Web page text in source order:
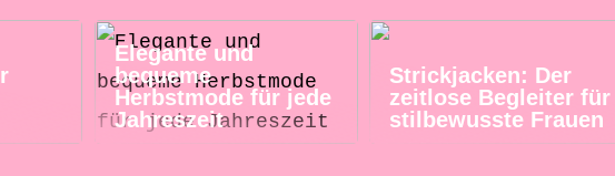
Elegante und
bequeme
Herbstmode für jede
Jahreszeit
Strickjacken: Der
zeitlose Begleiter für
stilbewusste Frauen